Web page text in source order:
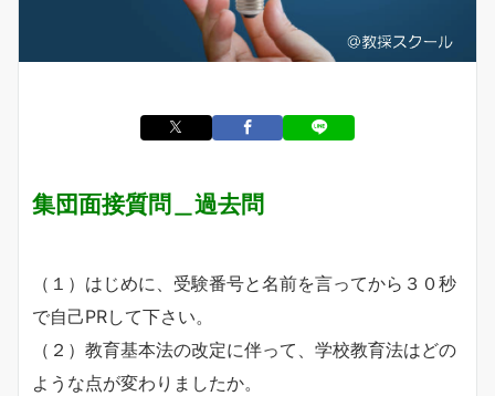
集団面接質問＿過去問
（１）はじめに、受験番号と名前を言ってから３０秒
で自己PRして下さい。
（２）教育基本法の改定に伴って、学校教育法はどの
ような点が変わりましたか。